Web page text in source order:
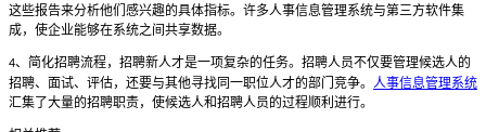
这些报告来分析他们感兴趣的具体指标。许多人事信息管理系统与第三方软件集
成，使企业能够在系统之间共享数据。
4、简化招聘流程，招聘新人才是一项复杂的任务。招聘人员不仅要管理候选人的
招聘、面试、评估，还要与其他寻找同一职位人才的部门竞争。 人事信息管理系统
汇集了大量的招聘职责，使候选人和招聘人员的过程顺利进行。